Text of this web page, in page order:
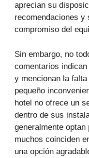
aprecian su
recomendaciones y
compromiso del
Sin embargo, no
comentarios indican
y mencionan la
pequeño
hotel no ofrece un
dentro de sus
generalmente
muchos coinciden
una opción